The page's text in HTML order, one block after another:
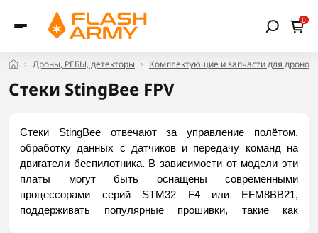
0
Дроны, РЕБЫ, детекторы Комплектующие и запчасти для дронов
Стеки StingBee FPV
Стеки StingBee отвечают за управление полётом,
обработку данных с датчиков и передачу команд на
двигатели беспилотника. В зависимости от модели эти
платы могут быть оснащены современными
процессорами серий STM32 F4 или EFM8BB21,
поддерживать популярные прошивки, такие как
Betaflight, iNav или ArduPilot, а также иметь встроенные